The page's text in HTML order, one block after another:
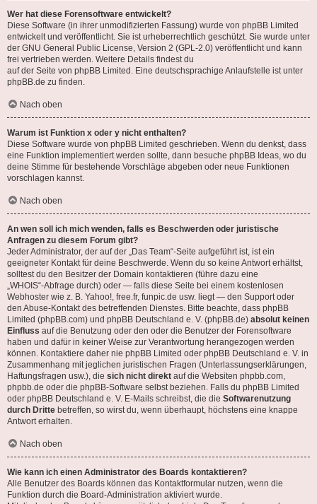
Wer hat diese Forensoftware entwickelt?
Diese Software (in ihrer unmodifizierten Fassung) wurde von phpBB Limited
entwickelt und veröffentlicht. Sie ist urheberrechtlich geschützt. Sie wurde unter
der GNU General Public License, Version 2 (GPL-2.0) veröffentlicht und kann
frei vertrieben werden. Weitere Details findest du
auf der Seite von phpBB Limited . Eine deutschsprachige Anlaufstelle ist unter
phpBB.de zu finden.
Nach oben
Warum ist Funktion x oder y nicht enthalten?
Diese Software wurde von phpBB Limited geschrieben. Wenn du denkst, dass
eine Funktion implementiert werden sollte, dann besuche phpBB Ideas, wo du
deine Stimme für bestehende Vorschläge abgeben oder neue Funktionen
vorschlagen kannst.
Nach oben
An wen soll ich mich wenden, falls es Beschwerden oder juristische
Anfragen zu diesem Forum gibt?
Jeder Administrator, der auf der „Das Team“-Seite aufgeführt ist, ist ein
geeigneter Kontakt für deine Beschwerde. Wenn du so keine Antwort erhältst,
solltest du den Besitzer der Domain kontaktieren (führe dazu eine
„WHOIS“-Abfrage durch) oder — falls diese Seite bei einem kostenlosen
Webhoster wie z. B. Yahoo!, free.fr, funpic.de usw. liegt — den Support oder
den Abuse-Kontakt des betreffenden Dienstes. Bitte beachte, dass phpBB
Limited (phpBB.com) und phpBB Deutschland e. V. (phpBB.de) absolut keinen
Einfluss auf die Benutzung oder den oder die Benutzer der Forensoftware
haben und dafür in keiner Weise zur Verantwortung herangezogen werden
können. Kontaktiere daher nie phpBB Limited oder phpBB Deutschland e. V. in
Zusammenhang mit jeglichen juristischen Fragen (Unterlassungserklärungen,
Haftungsfragen usw.), die sich nicht direkt auf die Websiten phpbb.com,
phpbb.de oder die phpBB-Software selbst beziehen. Falls du phpBB Limited
oder phpBB Deutschland e. V. E-Mails schreibst, die die Softwarenutzung
durch Dritte betreffen, so wirst du, wenn überhaupt, höchstens eine knappe
Antwort erhalten.
Nach oben
Wie kann ich einen Administrator des Boards kontaktieren?
Alle Benutzer des Boards können das Kontaktformular nutzen, wenn die
Funktion durch die Board-Administration aktiviert wurde.